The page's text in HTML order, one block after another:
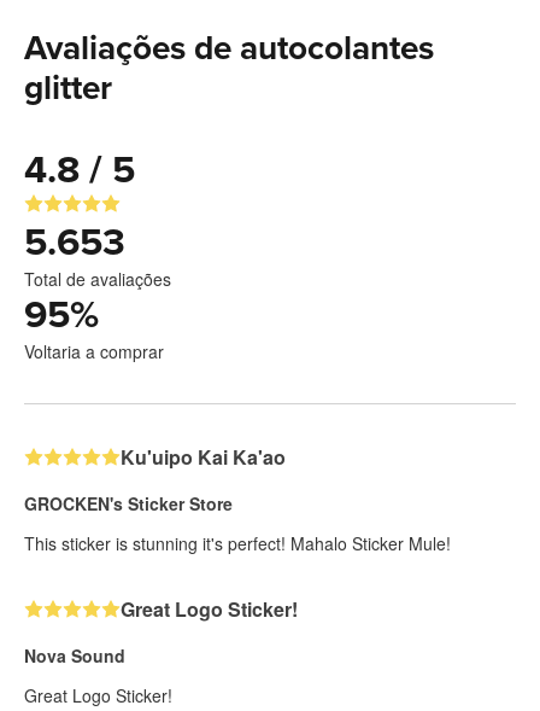
Avaliações de autocolantes
glitter
4.8 / 5
5.653
Total de avaliações
95%
Voltaria a comprar
Ku'uipo Kai Ka'ao
GROCKEN's Sticker Store
This sticker is stunning it's perfect! Mahalo Sticker Mule!
Great Logo Sticker!
Nova Sound
Great Logo Sticker!